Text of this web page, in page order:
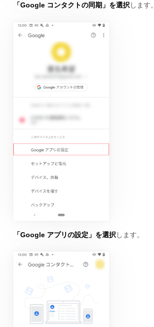
「Google コンタクトの同期」を選択 します。
「Google アプリの設定」を選択 します。